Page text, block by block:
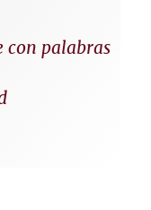
con palabras